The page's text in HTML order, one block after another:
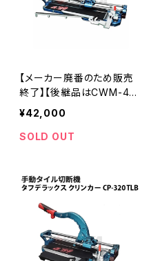
【メーカー廃番のため販売
終了】【後継品はCWM-450
TLB】石井超硬工具製作所
タフエースクリンカー 手動
タイル切断機 CW-480STL
送≫
¥42,000
SOLD OUT